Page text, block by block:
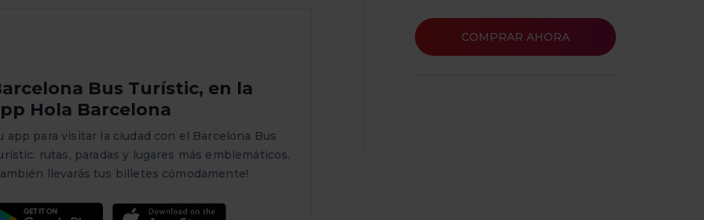
Bus Turístic, en la
Hola Barcelona
app para visitar la ciudad con el Barcelona Bus
rutas, paradas y lugares más emblemáticos.
llevarás tus billetes cómodamente!
COMPRAR AHORA